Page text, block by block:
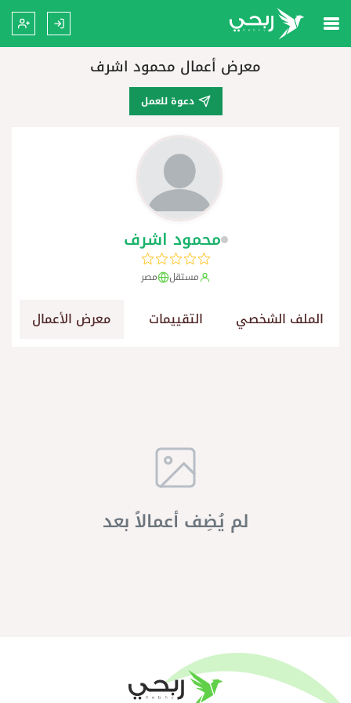
معرض أعمال محمود اشرف
دعوة للعمل
محمود اشرف
مستقل مصر
الملف الشخصي التقييمات معرض الأعمال
لم يُضِف أعمالاً بعد